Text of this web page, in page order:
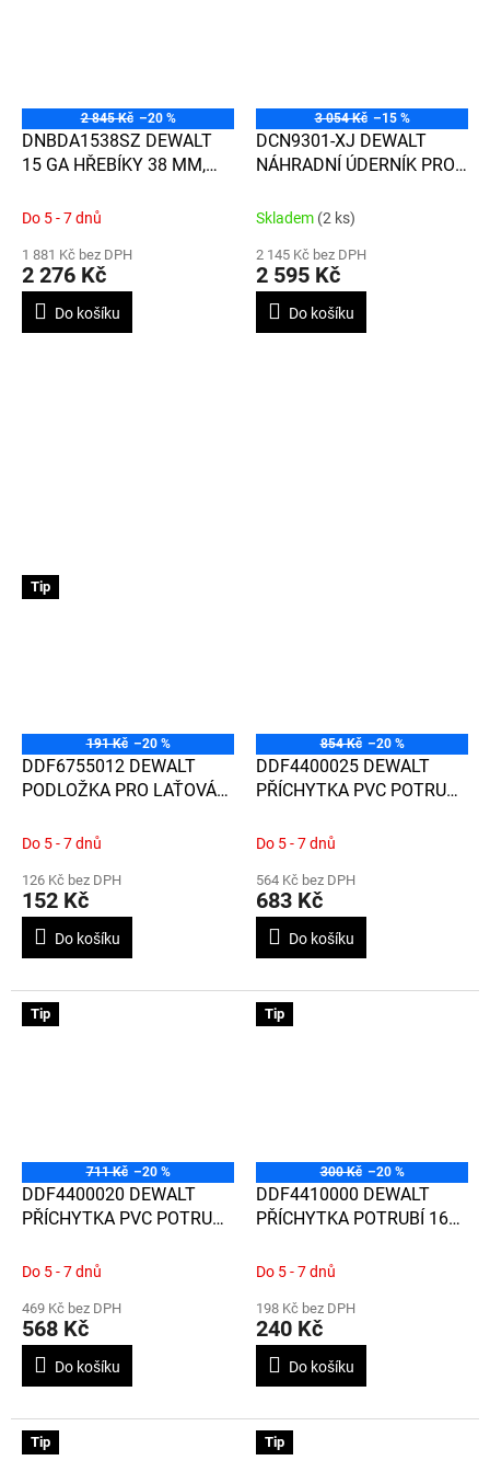
2 845 Kč –20 %
DNBDA1538SZ DEWALT
15 GA HŘEBÍKY 38 MM,
Do 5 - 7 dnů
1 881 Kč bez DPH
2 276 Kč
Do košíku
3 054 Kč –15 %
DCN9301-XJ DEWALT
NÁHRADNÍ ÚDERNÍK PRO
Skladem (2 ks)
2 145 Kč bez DPH
2 595 Kč
Do košíku
Tip
191 Kč –20 %
DDF6755012 DEWALT
PODLOŽKA PRO LAŤOVÁNÍ
Do 5 - 7 dnů
126 Kč bez DPH
152 Kč
Do košíku
854 Kč –20 %
DDF4400025 DEWALT
PŘÍCHYTKA PVC POTRUBÍ
Do 5 - 7 dnů
564 Kč bez DPH
683 Kč
Do košíku
Tip
711 Kč –20 %
DDF4400020 DEWALT
PŘÍCHYTKA PVC POTRUBÍ
Do 5 - 7 dnů
469 Kč bez DPH
568 Kč
Do košíku
Tip
300 Kč –20 %
DDF4410000 DEWALT
PŘÍCHYTKA POTRUBÍ 16
Do 5 - 7 dnů
198 Kč bez DPH
240 Kč
Do košíku
Tip Tip